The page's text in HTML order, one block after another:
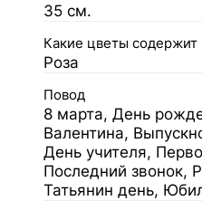
35 см.
Какие цветы содержит
Роза
Повод
8 марта, День
Валентина,
День учителя,
Последний звонок,
Татьянин день,